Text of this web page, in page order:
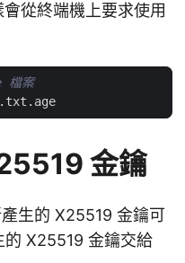
會從終端機上要求使用
檔案
金鑰
生的 X25519 金鑰可
X25519 金鑰交給